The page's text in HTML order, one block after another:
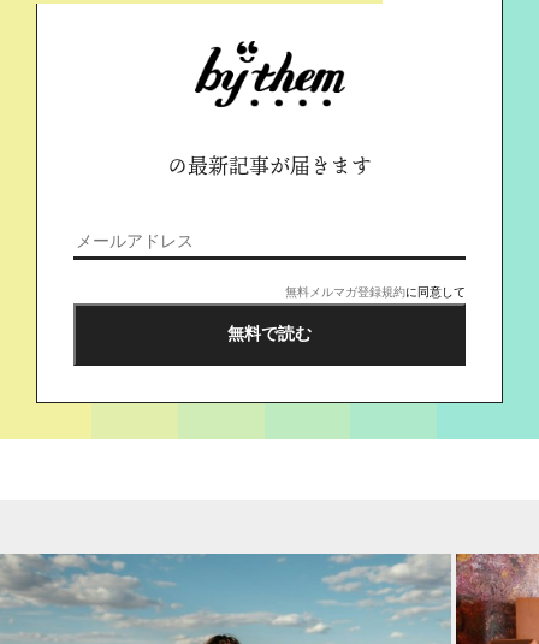
の最新記事が届きます
無料メルマガ登録規約に同意して